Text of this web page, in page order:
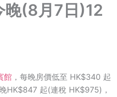
晚(8月7日)12
館 ，每晚房價低至 HK$340 起
晚HK$847 起(連稅 HK$975)，